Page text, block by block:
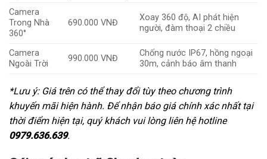
Camera
Trong Nhà
360°
690.000 VNĐ
Xoay 360 độ, AI phát hiện
người, đàm thoại 2 chiều
Camera
Ngoài Trời
990.000 VNĐ
Chống nước IP67, hồng ngoại
30m, cảnh báo âm thanh
*Lưu ý: Giá trên có thể thay đổi tùy theo chương trình
khuyến mãi hiện hành. Để nhận báo giá chính xác nhất tại
thời điểm hiện tại, quý khách vui lòng liên hệ hotline
0979.636.639.